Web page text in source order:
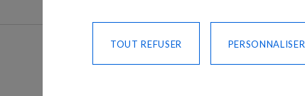
PERSONNALISER
TOUT REFUSER